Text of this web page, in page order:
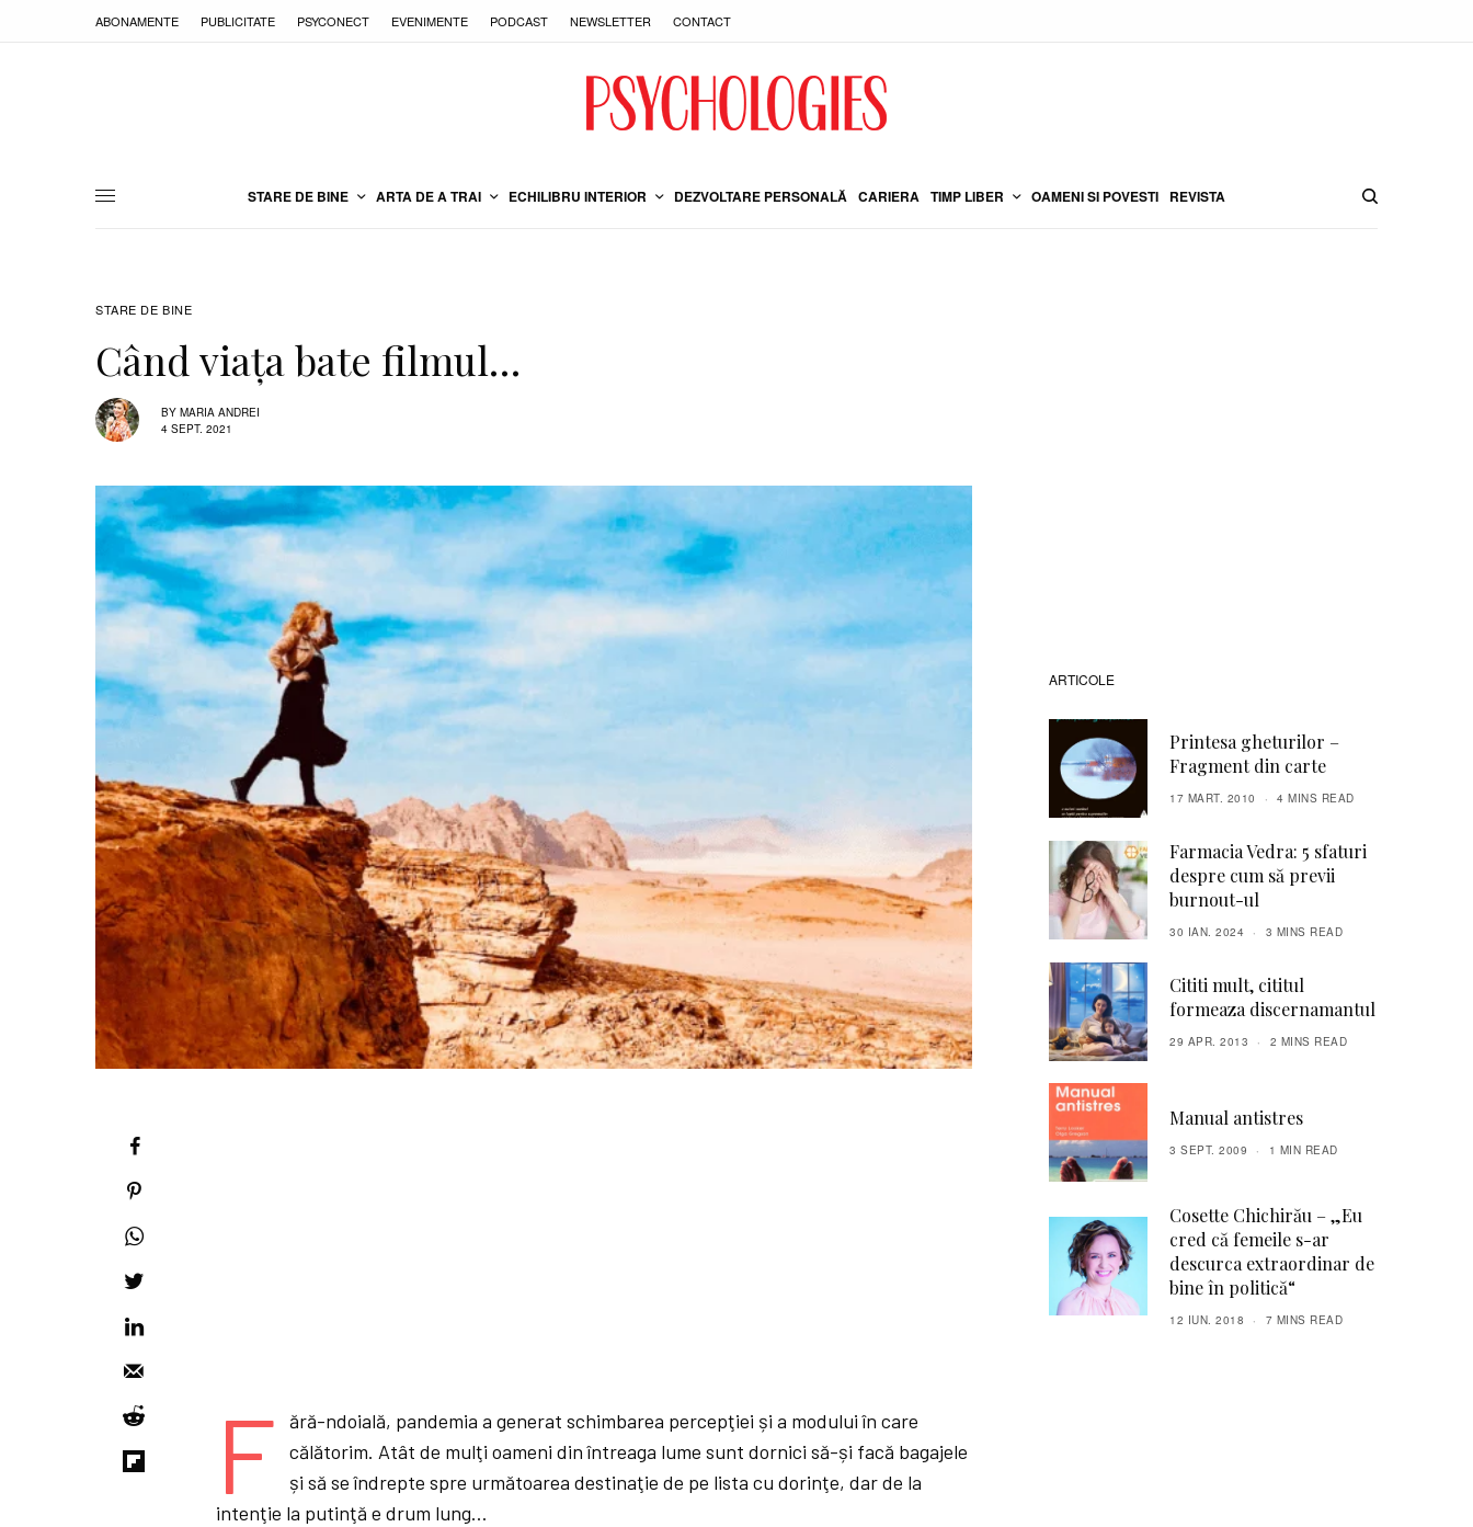
ABONAMENTE PUBLICITATE PSYCONECT EVENIMENTE PODCAST NEWSLETTER CONTACT
STARE DE BINE ARTA DE A TRAI ECHILIBRU INTERIOR DEZVOLTARE PERSONALĂ CARIERA TIMP LIBER OAMENI SI POVESTI REVISTA
STARE DE BINE
Când viaţa bate filmul…
BY MARIA ANDREI
4 SEPT. 2021
F
ără-ndoială, pandemia a generat schimbarea percepţiei și a modului în care
călătorim. Atât de mulţi oameni din întreaga lume sunt dornici să-și facă bagajele
și să se îndrepte spre următoarea destinaţie de pe lista cu dorinţe, dar de la
intenţie la putinţă e drum lung…
ARTICOLE
Printesa gheturilor –
Fragment din carte
17 MART. 2010 4 MINS READ
Farmacia Vedra: 5 sfaturi
despre cum să previi
burnout-ul
30 IAN. 2024 3 MINS READ
Cititi mult, cititul
formeaza discernamantul
29 APR. 2013 2 MINS READ
Manual antistres
3 SEPT. 2009 1 MIN READ
Cosette Chichirău – „Eu
cred că femeile s-ar
descurca extraordinar de
bine în politică“
12 IUN. 2018 7 MINS READ